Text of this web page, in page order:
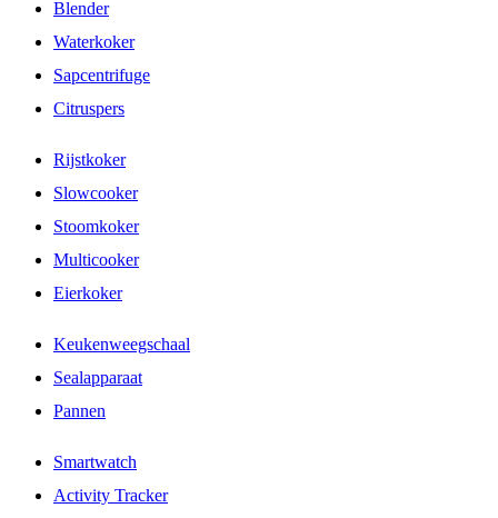
Blender
Waterkoker
Sapcentrifuge
Citruspers
Rijstkoker
Slowcooker
Stoomkoker
Multicooker
Eierkoker
Keukenweegschaal
Sealapparaat
Pannen
Smartwatch
Activity Tracker